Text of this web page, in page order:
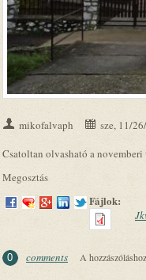
mikofalvaph
sze, 11/
Csatoltan olvasható a
Megosztás
Fájlok:
0 comments A hozzászóláshoz